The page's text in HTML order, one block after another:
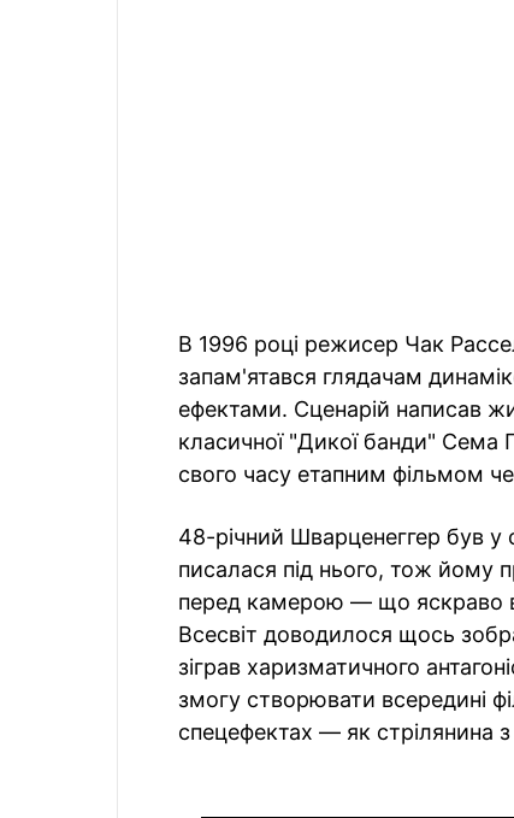
В 1996 році режисер Чак
запам'ятався глядачам
ефектами. Сценарій написав
класичної "Дикої банди" Сема
свого часу етапним фільмом
48-річний Шварценеггер був у
писалася під нього, тож йому
перед камерою — що яскраво
Всесвіт доводилося щось
зіграв харизматичного
змогу створювати всередині
спецефектах — як стрілянина